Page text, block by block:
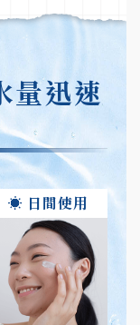
量迅速
☀️ 日間使用